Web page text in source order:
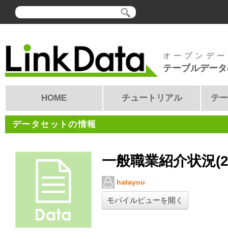
オープンデ
テーブルデー
HOME チュートリアル テ
データセットの情報
一般職業紹介状況
hatayou
モバイルビューを開く